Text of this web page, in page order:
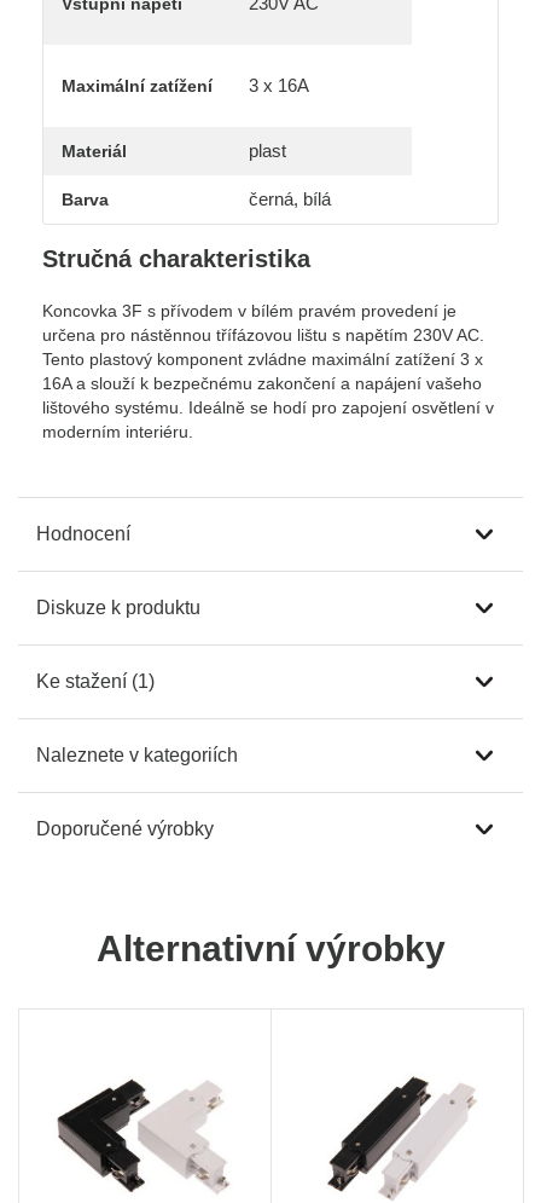
Maximální zatížení 3 x 16A
Materiál plast
Barva černá, bílá
Stručná charakteristika
Koncovka 3F s přívodem v bílém pravém provedení je
určena pro nástěnnou třífázovou lištu s napětím 230V AC.
Tento plastový komponent zvládne maximální zatížení 3 x
16A a slouží k bezpečnému zakončení a napájení vašeho
lištového systému. Ideálně se hodí pro zapojení osvětlení v
moderním interiéru.
Hodnocení
Diskuze k produktu
Ke stažení (1)
Naleznete v kategoriích
Doporučené výrobky
Alternativní výrobky